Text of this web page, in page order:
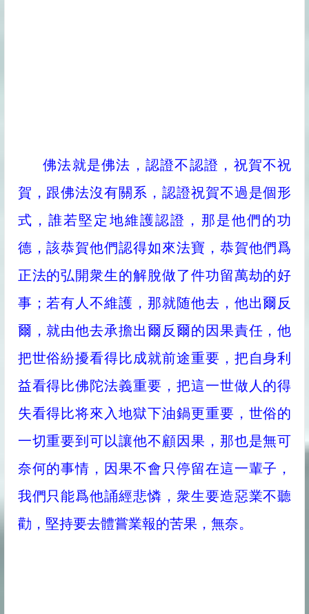
佛法就是佛法，認證不認證，祝賀不祝
賀，跟佛法沒有關系，認證祝賀不過是個形
式，誰若堅定地維護認證，那是他們的功
德，該恭賀他們認得如來法寶，恭賀他們爲
正法的弘開衆生的解脫做了件功留萬劫的好
事；若有人不維護，那就随他去，他出爾反
爾，就由他去承擔出爾反爾的因果責任，他
把世俗紛擾看得比成就前途重要，把自身利
益看得比佛陀法義重要，把這一世做人的得
失看得比将來入地獄下油鍋更重要，世俗的
一切重要到可以讓他不顧因果，那也是無可
奈何的事情，因果不會只停留在這一輩子，
我們只能爲他誦經悲憐，衆生要造惡業不聽
勸，堅持要去體嘗業報的苦果，無奈。